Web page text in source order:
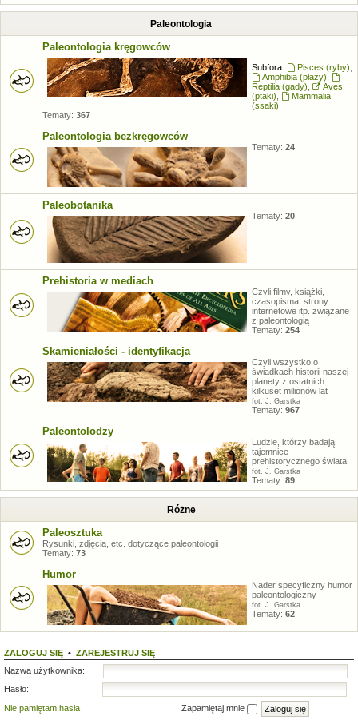
Paleontologia
Paleontologia kręgowców
Subfora: Pisces (ryby)
Amphibia (płazy)
Reptilia (gady)
Aves
(ptaki)
Mammalia
(ssaki)
Tematy: 367
Paleontologia bezkręgowców
Tematy: 24
Paleobotanika
Tematy: 20
Prehistoria w mediach
Czyli filmy, książki,
czasopisma, strony
internetowe itp. związane
z paleontologią
Tematy: 254
Skamieniałości - identyfikacja
Czyli wszystko o
świadkach historii naszej
planety z ostatnich
kilkuset milionów lat
fot. J. Garstka
Tematy: 967
Paleontolodzy
Ludzie, którzy badają
tajemnice
prehistorycznego świata
fot. J. Garstka
Tematy: 89
Różne
Paleosztuka
Rysunki, zdjęcia, etc. dotyczące paleontologii
Tematy: 73
Humor
Nader specyficzny humor
paleontologiczny
fot. J. Garstka
Tematy: 62
ZALOGUJ SIĘ • ZAREJESTRUJ SIĘ
Nazwa użytkownika:
Hasło:
Nie pamiętam hasła
Zapamiętaj mnie